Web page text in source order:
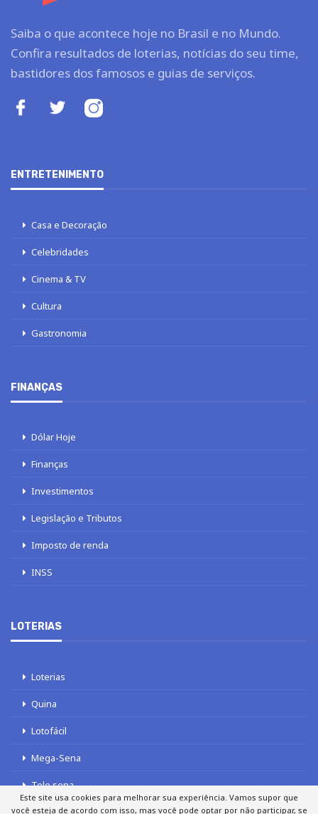
Saiba o que acontece hoje no Brasil e no Mundo.
Confira resultados de loterias, notícias do seu time,
bastidores dos famosos e guias de serviços.
ENTRETENIMENTO
Casa e Decoração
Celebridades
Cinema & TV
Cultura
Gastronomia
FINANÇAS
Dólar Hoje
Finanças
Investimentos
Legislação e Tributos
Imposto de renda
INSS
LOTERIAS
Loterias
Quina
Lotofácil
Mega-Sena
Tele sena
Este site usa cookies para melhorar sua experiência. Vamos supor que
você esteja de acordo com isso, mas você pode optar por não participar, se